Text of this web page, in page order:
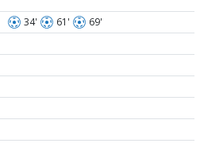
34' 61' 69'